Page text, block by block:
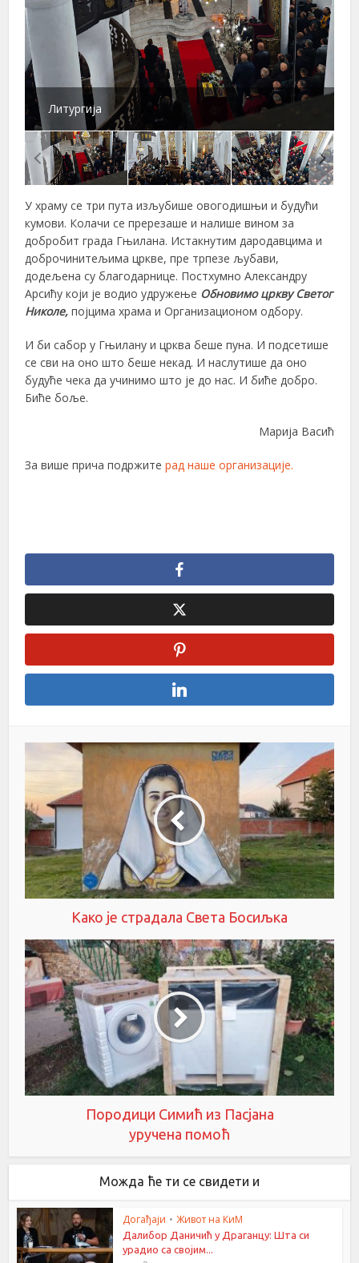
Литургија
У храму се три пута изљубише овогодишњи и будући
кумови. Колачи се пререзаше и налише вином за
добробит града Гњилана. Истакнутим дародавцима и
доброчинитељима цркве, пре трпезе љубави,
додељена су благодарнице. Постхумно Александру
Арсићу који је водио удружење Обновимо цркву Светог
Николе,појцима храма и Организационом одбору.
И би сабор у Гњилану и црква беше пуна. И подсетише
се сви на оно што беше некад. И наслутише да оно
будуће чека да учинимо што је до нас. И биће добро.
Биће боље.
Марија Васић
За више прича подржитерад наше организације.
Како је страдала Света Босиљка
Породици Симић из Пасјана
уручена помоћ
Можда ће ти се свидети и
Догађаји • Живот на КиМ
Далибор Даничић у Драганцу: Шта си
урадио са својим...